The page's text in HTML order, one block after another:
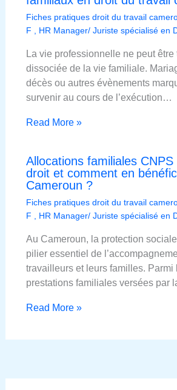
Fiches pratiques droit du travail
F , HR Manager/ Juriste spécialisé en
La vie professionnelle ne peut être
dissociée de la vie familiale.
décès ou autres évènements
survenir au cours de l’exécution…
Read More »
Allocations familiales
droit et comment en
Cameroun ?
Fiches pratiques droit du travail
F , HR Manager/ Juriste spécialisé en
Au Cameroun, la protection
pilier essentiel de
travailleurs et leurs familles. Parmi
prestations familiales versées par
Read More »